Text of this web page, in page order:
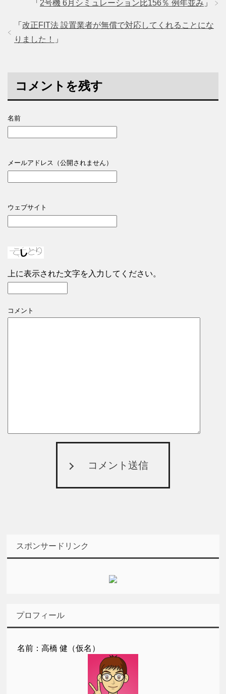
「 2号機 6月シミュレーション比156％ 例年並み 」
「 改正FIT法 設置業者が無償で対応してくれることにな
りました！
」
コメントを残す
名前
メールアドレス（公開されません）
ウェブサイト
上に表示された文字を入力してください。
コメント
コメント送信
スポンサードリンク
プロフィール
名前：高橋 健（仮名）